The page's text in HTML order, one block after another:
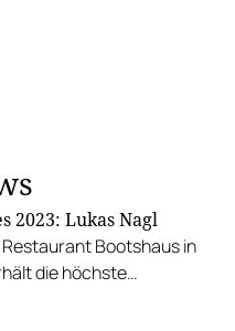
2023: Lukas Nagl
Restaurant Bootshaus in
die höchste